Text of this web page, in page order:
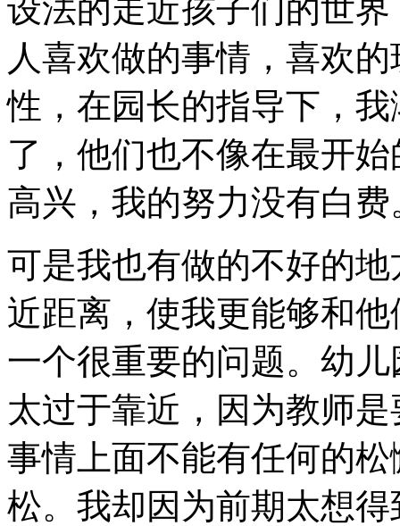
设法的走近孩子们的世
人喜欢做的事情，喜欢
性，在园长的指导下，
了，他们也不像在最开
高兴，我的努力没有白费
可是我也有做的不好的
近距离，使我更能够和
一个很重要的问题。幼
太过于靠近，因为教师
事情上面不能有任何的
松。我却因为前期太想